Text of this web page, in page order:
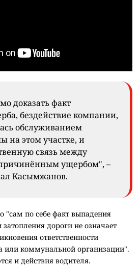
доказать факт
бездействие компании,
обслуживанием
на этом участке, и
связь между
ущербом", –
Касымжанов.
"сам по себе факт выпадения
дороги не означает
ответственности
или коммунальной организации".
и действия водителя.